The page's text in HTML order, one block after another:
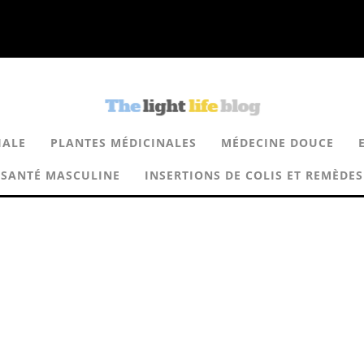
PLANTES MÉDICINALES MÉDECINE DOUCE
SANTÉ MASCULINE INSERTIONS DE COLIS ET REMÈDES